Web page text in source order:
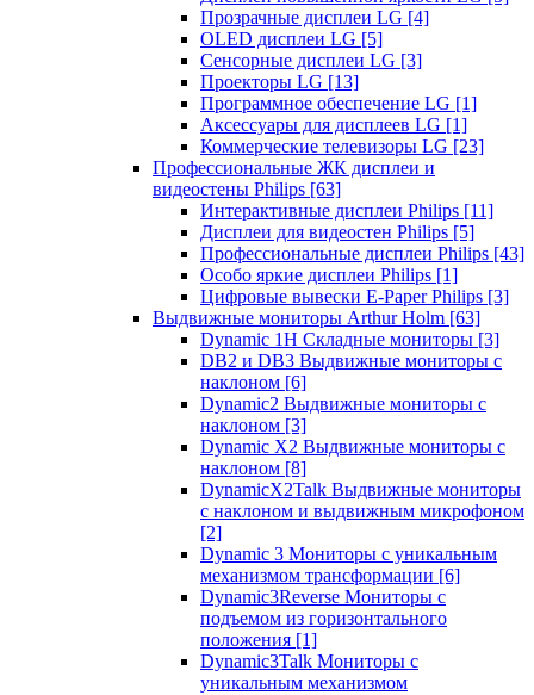
Прозрачные дисплеи LG [4]
OLED дисплеи LG [5]
Сенсорные дисплеи LG [3]
Проекторы LG [13]
Программное обеспечение LG [1]
Аксессуары для дисплеев LG [1]
Коммерческие телевизоры LG [23]
Профессиональные ЖК дисплеи и
видеостены Philips [63]
Интерактивные дисплеи Philips [11]
Дисплеи для видеостен Philips [5]
Профессиональные дисплеи Philips [43]
Особо яркие дисплеи Philips [1]
Цифровые вывески E-Paper Philips [3]
Выдвижные мониторы Arthur Holm [63]
Dynamic 1Н Складные мониторы [3]
DB2 и DB3 Выдвижные мониторы с
наклоном [6]
Dynamic2 Выдвижные мониторы с
наклоном [3]
Dynamic X2 Выдвижные мониторы с
наклоном [8]
DynamicX2Talk Выдвижные мониторы
с наклоном и выдвижным микрофоном
[2]
Dynamic 3 Мониторы с уникальным
механизмом трансформации [6]
Dynamic3Reverse Мониторы с
подъемом из горизонтального
положения [1]
Dynamic3Talk Мониторы с
уникальным механизмом